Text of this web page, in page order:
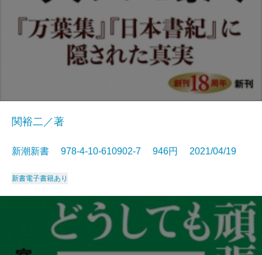
関裕二／著
新潮新書 978-4-10-610902-7 946円 2021/04/19
新書電子書籍あり